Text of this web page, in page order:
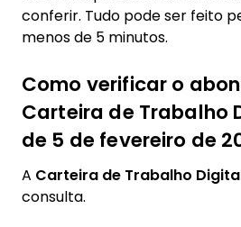
conferir. Tudo pode ser feito
menos de 5 minutos.
Como verificar o
Carteira de Trabalho
de 5 de fevereiro de
A Carteira de Trabalho
consulta.